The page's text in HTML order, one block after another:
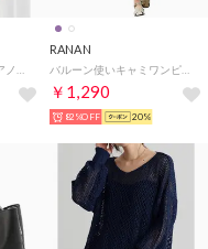
RANAN
バルーン使いキャミワンピース （ライトパープル）
￥1,290
82%OFF 20%